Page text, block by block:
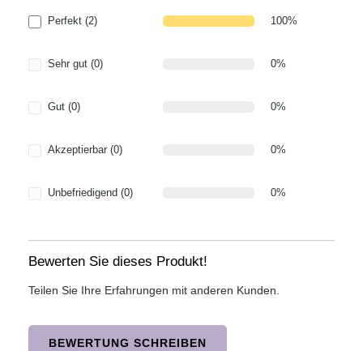
Perfekt (2) 100%
Sehr gut (0) 0%
Gut (0) 0%
Akzeptierbar (0) 0%
Unbefriedigend (0) 0%
Bewerten Sie dieses Produkt!
Teilen Sie Ihre Erfahrungen mit anderen Kunden.
BEWERTUNG SCHREIBEN